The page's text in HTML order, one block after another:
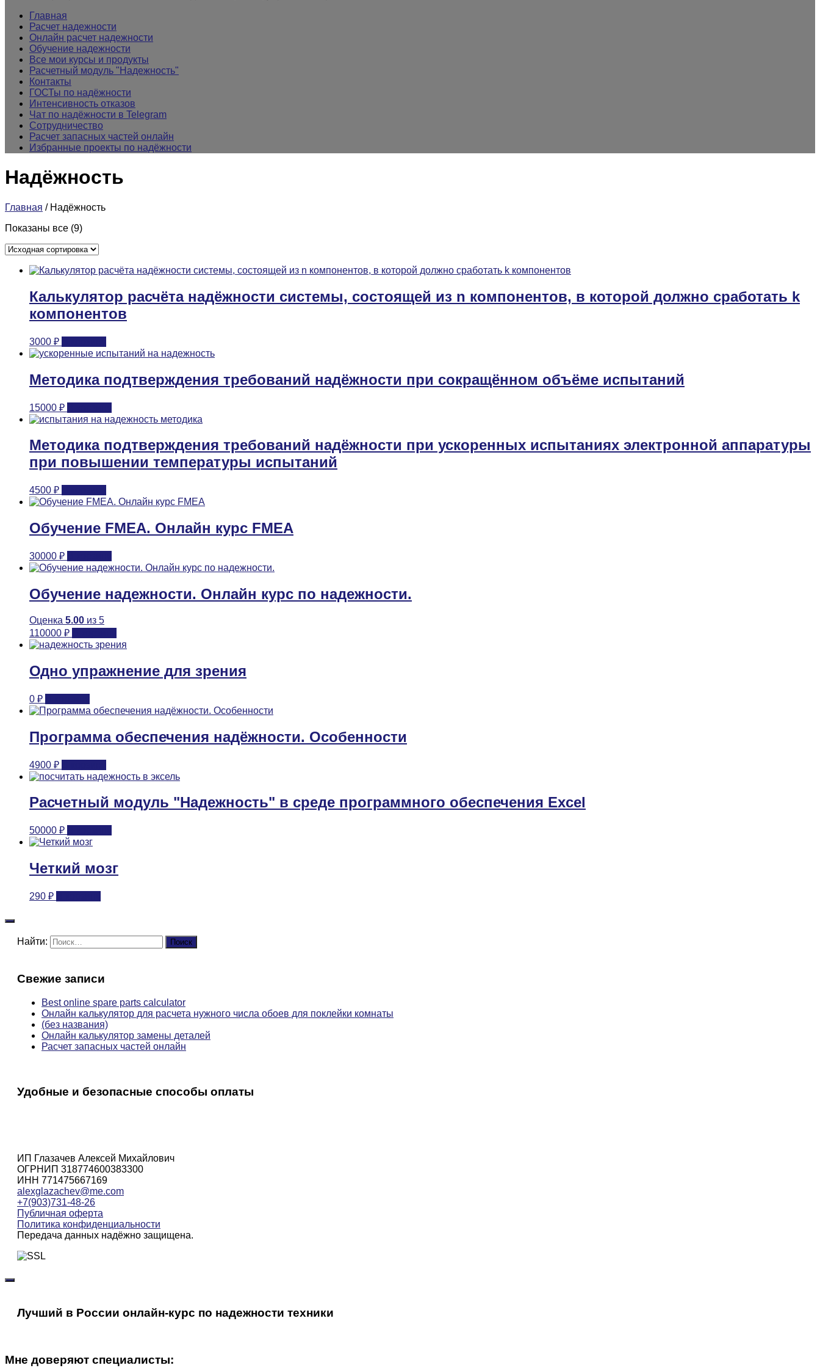
Главная
Расчет надежности
Онлайн расчет надежности
Обучение надежности
Все мои курсы и продукты
Расчетный модуль "Надежность"
Контакты
ГОСТы по надёжности
Интенсивность отказов
Чат по надёжности в Telegram
Сотрудничество
Расчет запасных частей онлайн
Избранные проекты по надёжности
Надёжность
Главная / Надёжность
Показаны все (9)
Калькулятор расчёта надёжности системы, состоящей из n компонентов, в которой должно сработать k
компонентов
3000 ₽
Методика подтверждения требований надёжности при сокращённом объёме испытаний
15000 ₽
Методика подтверждения требований надёжности при ускоренных испытаниях электронной аппаратуры
при повышении температуры испытаний
4500 ₽
Обучение FMEA. Онлайн курс FMEA
30000 ₽
Обучение надежности. Онлайн курс по надежности.
Оценка 5.00 из 5
110000 ₽
Одно упражнение для зрения
0 ₽
Программа обеспечения надёжности. Особенности
4900 ₽
Расчетный модуль "Надежность" в среде программного обеспечения Excel
50000 ₽
Четкий мозг
290 ₽
Найти:
Свежие записи
Best online spare parts calculator
Онлайн калькулятор для расчета нужного числа обоев для поклейки комнаты
(без названия)
Онлайн калькулятор замены деталей
Расчет запасных частей онлайн
Удобные и безопасные способы оплаты
ИП Глазачев Алексей Михайлович
ОГРНИП 318774600383300
ИНН 771475667169
alexglazachev@me.com
+7(903)731-48-26
Публичная оферта
Политика конфиденциальности
Передача данных надёжно защищена.
Лучший в России онлайн-курс по надежности техники
Мне доверяют специалисты: